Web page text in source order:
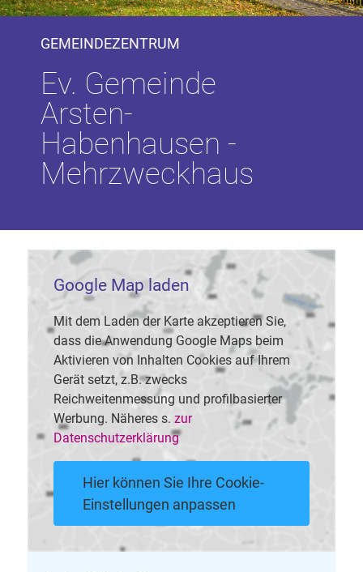
GEMEINDEZENTRUM
Ev. Gemeinde
Arsten-
Habenhausen -
Mehrzweckhaus
Google Map laden
Mit dem Laden der Karte akzeptieren Sie,
dass die Anwendung Google Maps beim
Aktivieren von Inhalten Cookies auf Ihrem
Gerät setzt, z.B. zwecks
Reichweitenmessung und profilbasierter
Werbung. Näheres s. zur
Datenschutzerklärung
Hier können Sie Ihre Cookie-
Einstellungen anpassen